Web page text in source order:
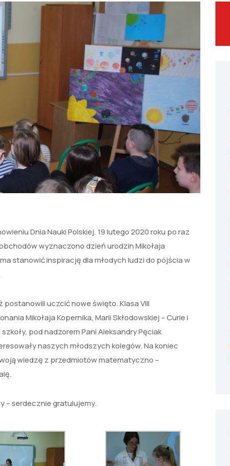
Dnia Nauki Polskiej. 19 lutego 2020 roku po raz
wyznaczono dzień urodzin Mikołaja
stanowić inspirację dla młodych ludzi do pójścia w
uczcić nowe święto. Klasa VIII
Mikołaja Kopernika, Marii Skłodowskiej – Curie i
pod nadzorem Pani Aleksandry Pęciak
naszych młodszych kolegów. Na koniec
wiedzę z przedmiotów matematyczno –
– serdecznie gratulujemy.